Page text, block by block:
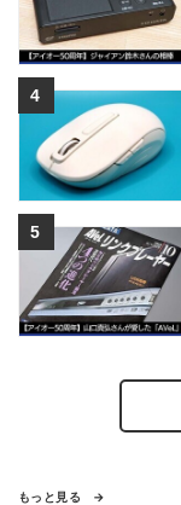
もっと見る